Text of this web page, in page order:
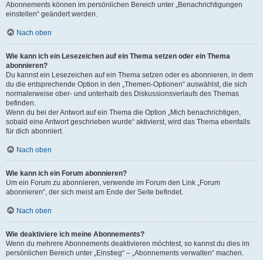
Abonnements können im persönlichen Bereich unter „Benachrichtigungen
einstellen“ geändert werden.
Nach oben
Wie kann ich ein Lesezeichen auf ein Thema setzen oder ein Thema
abonnieren?
Du kannst ein Lesezeichen auf ein Thema setzen oder es abonnieren, in dem
du die entsprechende Option in den „Themen-Optionen“ auswählst, die sich
normalerweise ober- und unterhalb des Diskussionsverlaufs des Themas
befinden.
Wenn du bei der Antwort auf ein Thema die Option „Mich benachrichtigen,
sobald eine Antwort geschrieben wurde“ aktivierst, wird das Thema ebenfalls
für dich abonniert.
Nach oben
Wie kann ich ein Forum abonnieren?
Um ein Forum zu abonnieren, verwende im Forum den Link „Forum
abonnieren“, der sich meist am Ende der Seite befindet.
Nach oben
Wie deaktiviere ich meine Abonnements?
Wenn du mehrere Abonnements deaktivieren möchtest, so kannst du dies im
persönlichen Bereich unter „Einstieg“ – „Abonnements verwalten“ machen.